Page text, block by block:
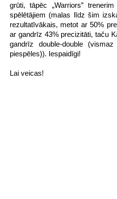
grūti, tāpēc „Warriors”
spēlētājiem (malas līdz šim
rezultatīvākais, metot ar 50%
ar gandrīz 43% precizitāti, taču
gandrīz double-double
piespēles)). Iespaidīgi!
Lai veicas!